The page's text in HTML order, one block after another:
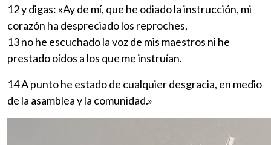
12 y digas: «Ay de mí, que he odiado la instrucción, mi
corazón ha despreciado los reproches,
13 no he escuchado la voz de mis maestros ni he
prestado oídos a los que me instruían.
14 A punto he estado de cualquier desgracia, en medio
de la asamblea y la comunidad.»